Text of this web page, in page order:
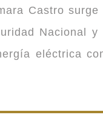
Castro
Nacional y
eléctrica